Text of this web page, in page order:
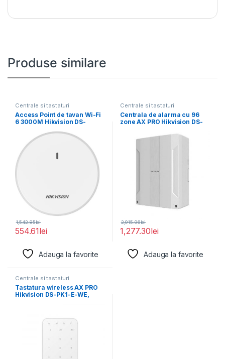
Produse similare
Centrale si tastaturi
Access Point de tavan Wi-Fi
6 3000M Hikvision DS-
554.61lei
1,542.85lei
Adauga la favorite
Centrale si tastaturi
Centrala de alarma cu 96
zone AX PRO Hikvision DS-
1,277.30lei
2,915.96lei
Adauga la favorite
Centrale si tastaturi
Tastatura wireless AX PRO
Hikvision DS-PK1-E-WE,